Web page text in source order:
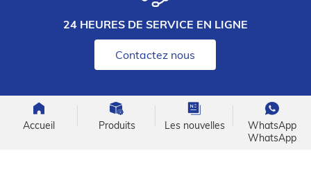
24 HEURES DE SERVICE EN LIGNE
Contactez nous
Accueil Produits Les nouvelles
WhatsApp
WhatsApp